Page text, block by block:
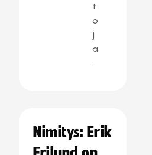
t
o
j
a
:
Nimitys: Erik